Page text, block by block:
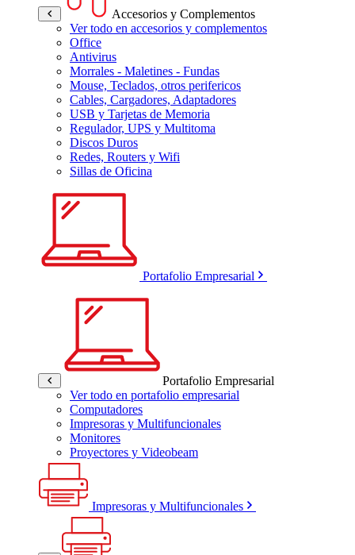
Accesorios y Complementos
Ver todo en accesorios y complementos
Office
Antivirus
Morrales - Maletines - Fundas
Mouse, Teclados, otros perifericos
Cables, Cargadores, Adaptadores
USB y Tarjetas de Memoria
Regulador, UPS y Multitoma
Discos Duros
Redes, Routers y Wifi
Sillas de Oficina
Portafolio Empresarial
Portafolio Empresarial
Ver todo en portafolio empresarial
Computadores
Impresoras y Multifuncionales
Monitores
Proyectores y Videobeam
Impresoras y Multifuncionales